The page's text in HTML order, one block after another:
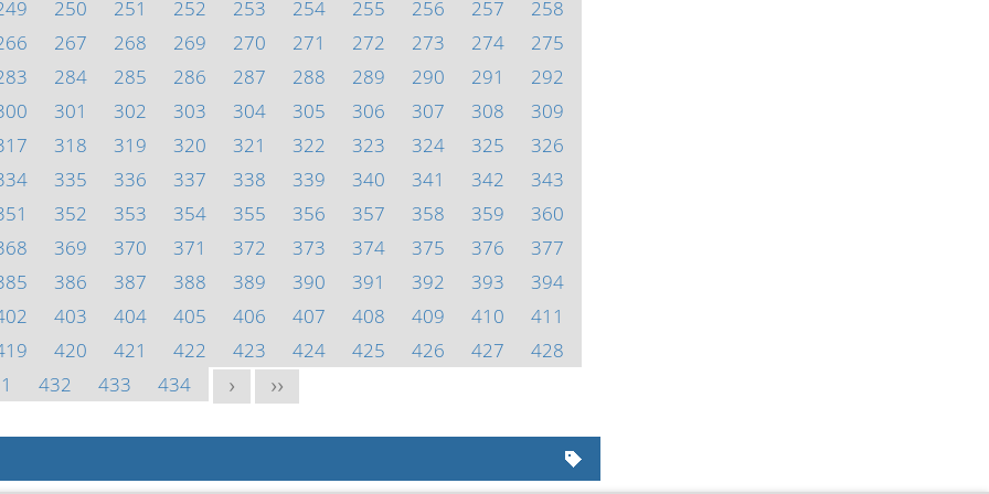
250 251 252 253 254 255 256 257
258
267 268 269 270 271 272 273 274
275
284 285 286 287 288 289 290 291
292
301 302 303 304 305 306 307 308
309
318 319 320 321 322 323 324 325
326
335 336 337 338 339 340 341 342
343
352 353 354 355 356 357 358 359
360
369 370 371 372 373 374 375 376
377
386 387 388 389 390 391 392 393
394
403 404 405 406 407 408 409 410
411
420 421 422 423 424 425 426 427
428
432 433 434 > >>